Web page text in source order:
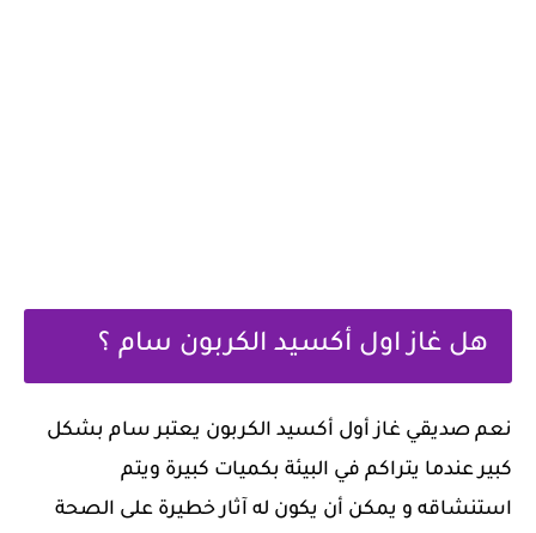
هل غاز اول أكسيد الكربون سام ؟
نعم صديقي غاز أول أكسيد الكربون يعتبر سام بشكل
كبير عندما يتراكم في البيئة بكميات كبيرة ويتم
استنشاقه و يمكن أن يكون له آثار خطيرة على الصحة